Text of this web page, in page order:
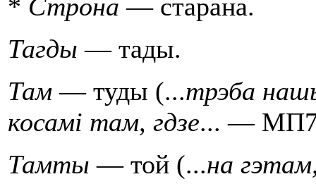
* Строна — старана.
Тагды — тады.
Там— туды (...трэба
косамi там, гдзе... —
Тамты — той (...на